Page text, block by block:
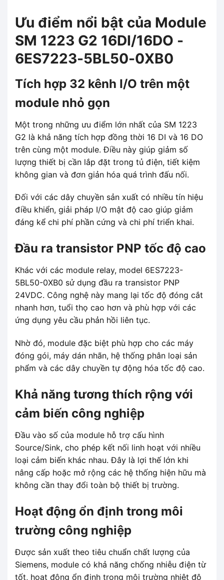
Ưu điểm nổi bật của Module
SM 1223 G2 16DI/16DO -
6ES7223-5BL50-0XB0
Tích hợp 32 kênh I/O trên một
module nhỏ gọn
Một trong những ưu điểm lớn nhất của SM 1223
G2 là khả năng tích hợp đồng thời 16 DI và 16 DO
trên cùng một module. Điều này giúp giảm số
lượng thiết bị cần lắp đặt trong tủ điện, tiết kiệm
không gian và đơn giản hóa quá trình đấu nối.
Đối với các dây chuyền sản xuất có nhiều tín hiệu
điều khiển, giải pháp I/O mật độ cao giúp giảm
đáng kể chi phí phần cứng và chi phí triển khai.
Đầu ra transistor PNP tốc độ cao
Khác với các module relay, model 6ES7223-
5BL50-0XB0 sử dụng đầu ra transistor PNP
24VDC. Công nghệ này mang lại tốc độ đóng cắt
nhanh hơn, tuổi thọ cao hơn và phù hợp với các
ứng dụng yêu cầu phản hồi liên tục.
Nhờ đó, module đặc biệt phù hợp cho các máy
đóng gói, máy dán nhãn, hệ thống phân loại sản
phẩm và các dây chuyền tự động hóa tốc độ cao.
Khả năng tương thích rộng với
cảm biến công nghiệp
Đầu vào số của module hỗ trợ cấu hình
Source/Sink, cho phép kết nối linh hoạt với nhiều
loại cảm biến khác nhau. Đây là lợi thế lớn khi
nâng cấp hoặc mở rộng các hệ thống hiện hữu mà
không cần thay đổi toàn bộ thiết bị trường.
Hoạt động ổn định trong môi
trường công nghiệp
Được sản xuất theo tiêu chuẩn chất lượng của
Siemens, module có khả năng chống nhiễu điện từ
tốt, hoạt động ổn định trong môi trường nhiệt độ